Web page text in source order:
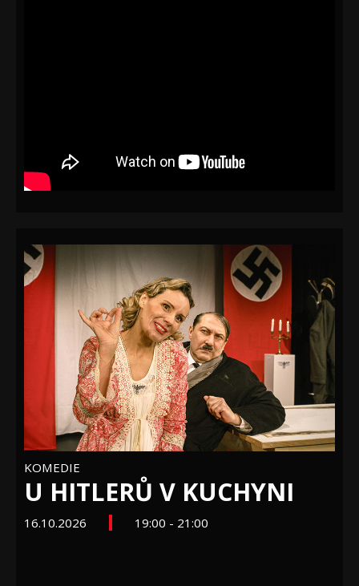
KOMEDIE
U HITLERŮ V KUCHYNI
16.10.2026 19:00 - 21:00